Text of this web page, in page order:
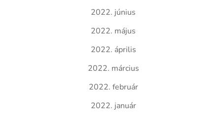
2022. június
2022. május
2022. április
2022. március
2022. február
2022. január